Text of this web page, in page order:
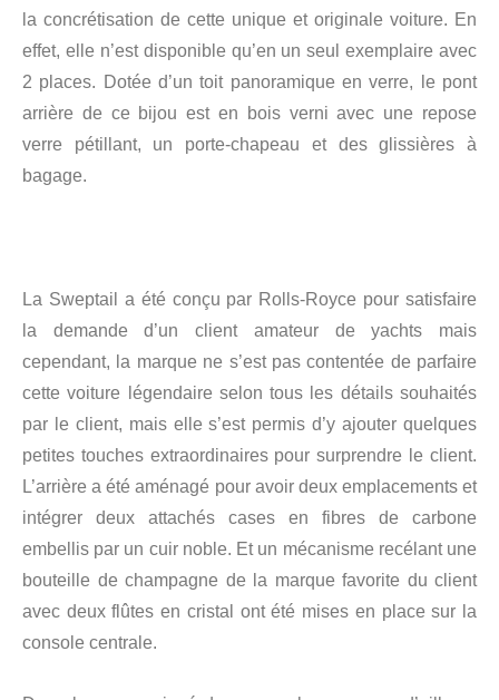
la concrétisation de cette unique et originale voiture. En
effet, elle n’est disponible qu’en un seul exemplaire avec
2 places. Dotée d’un toit panoramique en verre, le pont
arrière de ce bijou est en bois verni avec une repose
verre pétillant, un porte-chapeau et des glissières à
bagage.
La Sweptail a été conçu par Rolls-Royce pour satisfaire
la demande d’un client amateur de yachts mais
cependant, la marque ne s’est pas contentée de parfaire
cette voiture légendaire selon tous les détails souhaités
par le client, mais elle s’est permis d’y ajouter quelques
petites touches extraordinaires pour surprendre le client.
L’arrière a été aménagé pour avoir deux emplacements et
intégrer deux attachés cases en fibres de carbone
embellis par un cuir noble. Et un mécanisme recélant une
bouteille de champagne de la marque favorite du client
avec deux flûtes en cristal ont été mises en place sur la
console centrale.